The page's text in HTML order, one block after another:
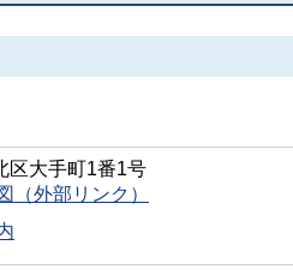
区大手町1番1号
（外部リンク）